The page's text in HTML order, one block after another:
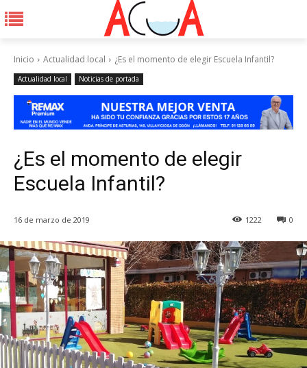
Inicio Actualidad local ¿Es el momento de elegir Escuela Infantil?
Actualidad local Noticias de portada
¿Es el momento de elegir
Escuela Infantil?
16 de marzo de 2019 0
1222